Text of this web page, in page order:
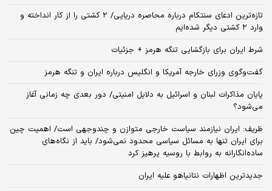
تازه‌ترین ادعای سنتکام درباره محاصره دریایی/ ۲ کشتی را از کار انداخته و
وارد ۲ کشتی دیگر شده‌ایم
شرط ایران برای بازگشایی تنگه هرمز + جزئیات
گفت‌وگوی وزرای خارجه آمریکا و انگلیس درباره ایران و تنگه هرمز
پایان مذاکرات لبنان و اسرائیل به دلایل امنیتی/ دور بعدی چه زمانی آغاز
می‌شود؟
ظریف: ایران نیازمند سیاست خارجی متوازن و چندوجهی است/ اهمیت چین
برای ایران تنها به مسائل سیاسی محدود نمی‌شود/ باید از نگاه‌های
ساده‌انگارانه به روابط با روسیه پرهیز کرد
جدیدترین اظهارات نتانیاهو علیه ایران